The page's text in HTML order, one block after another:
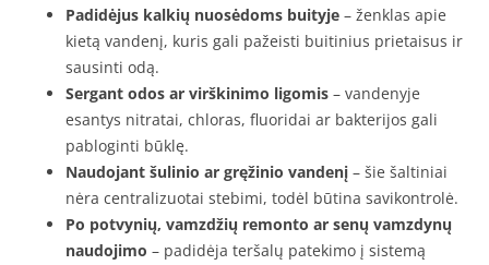
Padidėjus kalkių nuosėdoms buityje – ženklas apie
kietą vandenį, kuris gali pažeisti buitinius prietaisus ir
sausinti odą.
Sergant odos ar virškinimo ligomis – vandenyje
esantys nitratai, chloras, fluoridai ar bakterijos gali
pabloginti būklę.
Naudojant šulinio ar gręžinio vandenį – šie šaltiniai
nėra centralizuotai stebimi, todėl būtina savikontrolė.
Po potvynių, vamzdžių remonto ar senų vamzdynų
naudojimo – padidėja teršalų patekimo į sistemą